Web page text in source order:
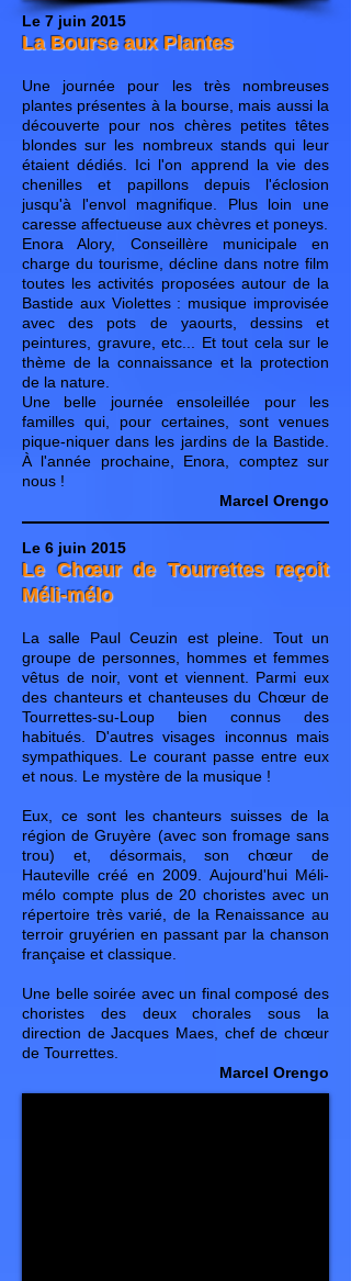
Le 7 juin 2015
La Bourse aux Plantes
Une journée pour les très nombreuses
plantes présentes à la bourse, mais aussi la
découverte pour nos chères petites têtes
blondes sur les nombreux stands qui leur
étaient dédiés. Ici l'on apprend la vie des
chenilles et papillons depuis l'éclosion
jusqu'à l'envol magnifique. Plus loin une
caresse affectueuse aux chèvres et poneys.
Enora Alory, Conseillère municipale en
charge du tourisme, décline dans notre film
toutes les activités proposées autour de la
Bastide aux Violettes : musique improvisée
avec des pots de yaourts, dessins et
peintures, gravure, etc... Et tout cela sur le
thème de la connaissance et la protection
de la nature.
Une belle journée ensoleillée pour les
familles qui, pour certaines, sont venues
pique-niquer dans les jardins de la Bastide.
À l'année prochaine, Enora, comptez sur
nous !
Marcel Orengo
Le 6 juin 2015
Le Chœur de Tourrettes reçoit
Méli-mélo
La salle Paul Ceuzin est pleine. Tout un
groupe de personnes, hommes et femmes
vêtus de noir, vont et viennent. Parmi eux
des chanteurs et chanteuses du Chœur de
Tourrettes-su-Loup bien connus des
habitués. D'autres visages inconnus mais
sympathiques. Le courant passe entre eux
et nous. Le mystère de la musique !
Eux, ce sont les chanteurs suisses de la
région de Gruyère (avec son fromage sans
trou) et, désormais, son chœur de
Hauteville créé en 2009. Aujourd'hui Méli-
mélo compte plus de 20 choristes avec un
répertoire très varié, de la Renaissance au
terroir gruyérien en passant par la chanson
française et classique.
Une belle soirée avec un final composé des
choristes des deux chorales sous la
direction de Jacques Maes, chef de chœur
de Tourrettes.
Marcel Orengo